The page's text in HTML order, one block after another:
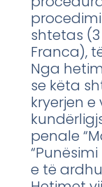
shtetas
Franca),
Nga
se këta
kryerjen
penale
e të